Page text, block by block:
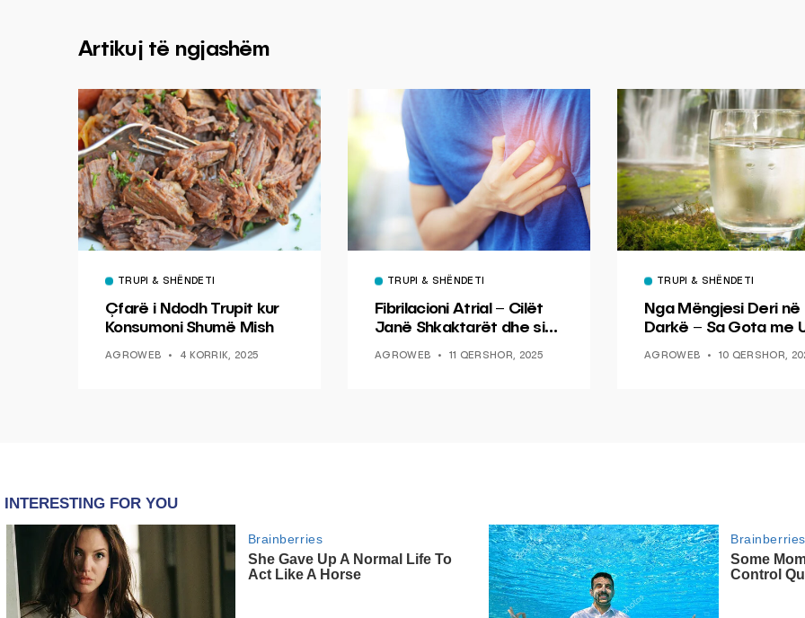
Artikuj të ngjashëm
TRUPI & SHËNDETI
Çfarë i Ndodh Trupit kur
Konsumoni Shumë Mish
AGROWEB 4 KORRIK, 2025
TRUPI & SHËNDETI
Fibrilacioni Atrial – Cilët
Janë Shkaktarët dhe si
AGROWEB 11 QERSHOR, 2025
TRUPI & SHËNDETI
Nga Mëngjesi Deri në
Darkë – Sa Gota me
AGROWEB 10 QERSHOR,